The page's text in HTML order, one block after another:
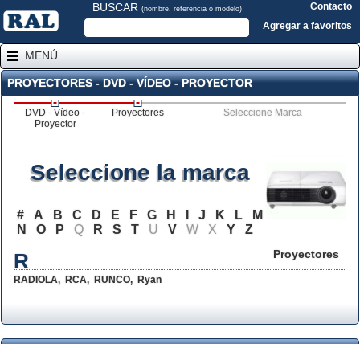
BUSCAR (nombre, referencia o modelo)
Contacto
Agregar a favoritos
MENÚ
PROYECTORES - DVD - VÍDEO - PROYECTOR
DVD - Vídeo -
Proyector
Proyectores Seleccione Marca
Proyectores
Seleccione la marca
# A B C D E F G H J K L
M
N
O P Q R S T U V W X Y Z
R
RADIOLA, RCA, RUNCO, Ryan